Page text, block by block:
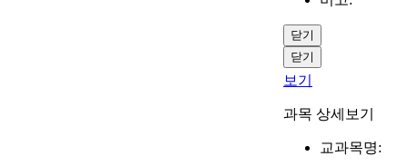
닫기
닫기
보기
과목 상세보기
교과목명: